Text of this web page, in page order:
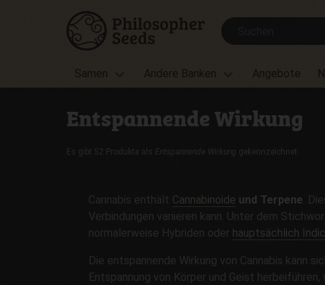
Samen Andere Banken Angebote
Entspannende Wirkung
Es gibt 52 Produkte als Entspannende Wirkung gekennzeichnet
Cannabis enthält Cannabinoide und Terpene.
Verbindungen variieren kann. Unter dem
normalerweise Hybriden oder hauptsächlich
Die entspannende Wirkung von Cannabis kann
Entspannung von Körper und Geist